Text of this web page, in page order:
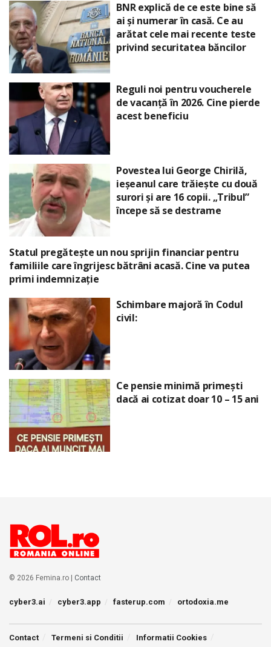
BNR explică de ce este bine să
ai și numerar în casă. Ce au
arătat cele mai recente teste
privind securitatea băncilor
Reguli noi pentru voucherele
de vacanță în 2026. Cine pierde
acest beneficiu
Povestea lui George Chirilă,
ieșeanul care trăiește cu două
surori și are 16 copii. „Tribul”
începe să se destrame
Statul pregătește un nou sprijin financiar pentru
familiile care îngrijesc bătrâni acasă. Cine va putea
primi indemnizație
Schimbare majoră în Codul
civil:
Ce pensie minimă primești
dacă ai cotizat doar 10 – 15 ani
© 2026 Femina.ro | Contact
cyber3.ai cyber3.app fasterup.com ortodoxia.me
Contact Termeni si Conditii Informatii Cookies